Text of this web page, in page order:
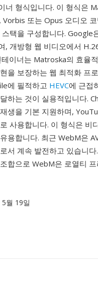
너 형식입니다. 이 형식은
Vorbis 또는 Opus 오디오
택을 구성합니다. Google
, 개방형 웹 비디오에서
이너는 Matroska의 효율
을 보장하는 웹 최적화 프
에 필적하고 HEVC에 근접
하는 것이 실용적입니다.
생을 기본 지원하며,
사용합니다. 이 형식은
용합니다. 최근 WebM은
서 계속 발전하고 있습니
합으로 WebM은 로열티
월 19일